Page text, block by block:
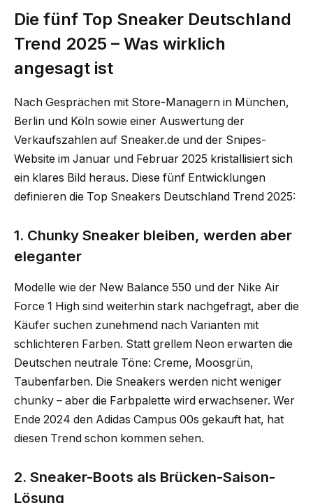
Die fünf Top Sneaker Deutschland
Trend 2025 – Was wirklich
angesagt ist
Nach Gesprächen mit Store-Managern in München,
Berlin und Köln sowie einer Auswertung der
Verkaufszahlen auf Sneaker.de und der Snipes-
Website im Januar und Februar 2025 kristallisiert sich
ein klares Bild heraus. Diese fünf Entwicklungen
definieren die Top Sneakers Deutschland Trend 2025:
1. Chunky Sneaker bleiben, werden aber
eleganter
Modelle wie der New Balance 550 und der Nike Air
Force 1 High sind weiterhin stark nachgefragt, aber die
Käufer suchen zunehmend nach Varianten mit
schlichteren Farben. Statt grellem Neon erwarten die
Deutschen neutrale Töne: Creme, Moosgrün,
Taubenfarben. Die Sneakers werden nicht weniger
chunky – aber die Farbpalette wird erwachsener. Wer
Ende 2024 den Adidas Campus 00s gekauft hat, hat
diesen Trend schon kommen sehen.
2. Sneaker-Boots als Brücken-Saison-
Lösung